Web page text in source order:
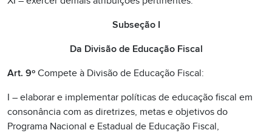
Subseção I
Da Divisão de Educação Fiscal
Art. 9º Compete à Divisão de Educação Fiscal:
I – elaborar e implementar políticas de educação fiscal em
consonância com as diretrizes, metas e objetivos do
Programa Nacional e Estadual de Educação Fiscal,